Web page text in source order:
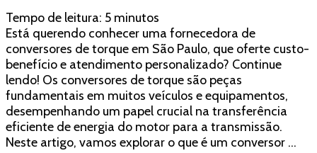
os
melhores
conversores
de
torque
em
São
Paulo:
Guia
Tempo de leitura: 5 minutos
Está querendo conhecer uma fornecedora de
conversores de torque em São Paulo, que oferte custo-
benefício e atendimento personalizado? Continue
lendo! Os conversores de torque são peças
fundamentais em muitos veículos e equipamentos,
desempenhando um papel crucial na transferência
eficiente de energia do motor para a transmissão.
Neste artigo, vamos explorar o que é um conversor …